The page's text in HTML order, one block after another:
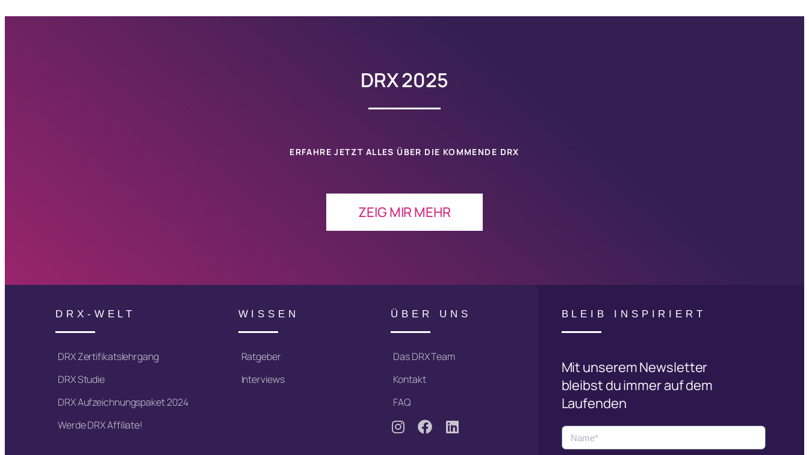
DRX 2025
ERFAHRE JETZT ALLES ÜBER DIE KOMMENDE DRX
ZEIG MIR MEHR
DRX-WELT
DRX Zertifikatslehrgang
DRX Studie
DRX Aufzeichnungspaket 2024
Werde DRX Affiliate!
WISSEN
Ratgeber
Interviews
ÜBER UNS
Das DRX Team
Kontakt
FAQ
BLEIB INSPIRIERT
Mit unserem Newsletter
bleibst du immer auf dem
Laufenden